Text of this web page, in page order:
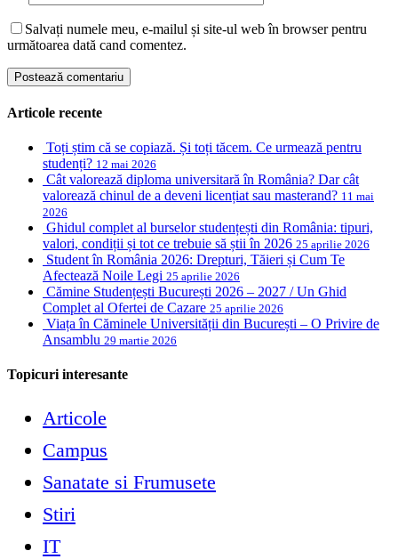
Salvați numele meu, e-mailul și site-ul web în browser pentru
următoarea dată cand comentez.
Articole recente
Toți știm că se copiază. Și toți tăcem. Ce urmează pentru
studenți? 12 mai 2026
Cât valorează diploma universitară în România? Dar cât
valorează chinul de a deveni licențiat sau masterand? 11 mai
2026
Ghidul complet al burselor studențești din România: tipuri,
valori, condiții și tot ce trebuie să știi în 2026 25 aprilie 2026
Student în România 2026: Drepturi, Tăieri și Cum Te
Afectează Noile Legi 25 aprilie 2026
Cămine Studențești București 2026 – 2027 / Un Ghid
Complet al Ofertei de Cazare 25 aprilie 2026
Viața în Căminele Universității din București – O Privire de
Ansamblu 29 martie 2026
Topicuri interesante
Articole
Campus
Sanatate si Frumusete
Stiri
IT